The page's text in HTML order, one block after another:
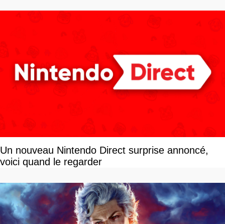
Un nouveau Nintendo Direct surprise annoncé,
voici quand le regarder